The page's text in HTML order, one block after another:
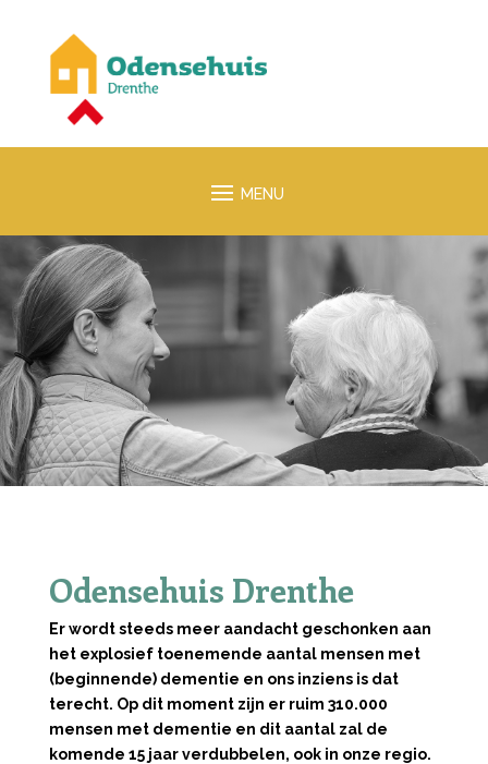
Odensehuis Drenthe
Er wordt steeds meer aandacht geschonken aan
het explosief toenemende aantal mensen met
(beginnende) dementie en ons inziens is dat
terecht. Op dit moment zijn er ruim 310.000
mensen met dementie en dit aantal zal de
komende 15 jaar verdubbelen, ook in onze regio.